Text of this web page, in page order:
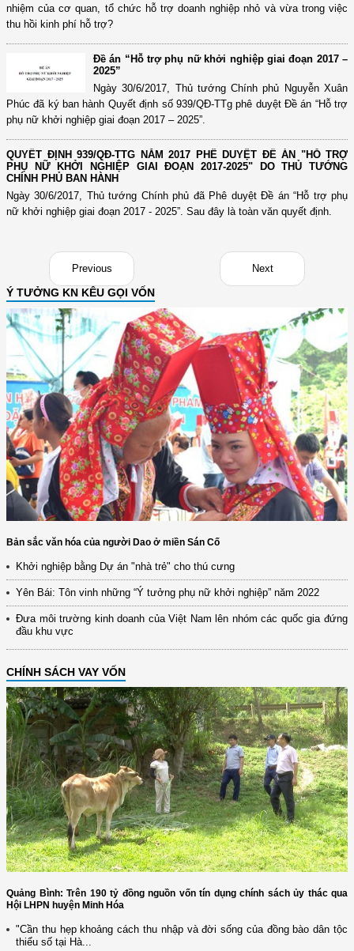
nhiệm của cơ quan, tổ chức hỗ trợ doanh nghiệp nhỏ và vừa trong việc
thu hồi kinh phí hỗ trợ?
Đề án “Hỗ trợ phụ nữ khởi nghiệp giai đoạn 2017 –
2025”
Ngày 30/6/2017, Thủ tướng Chính phủ Nguyễn Xuân
Phúc đã ký ban hành Quyết định số 939/QĐ-TTg phê duyệt Đề án “Hỗ trợ
phụ nữ khởi nghiệp giai đoạn 2017 – 2025”.
QUYẾT ĐỊNH 939/QĐ-TTG NĂM 2017 PHÊ DUYỆT ĐỀ ÁN "HỖ TRỢ
PHỤ NỮ KHỞI NGHIỆP GIAI ĐOẠN 2017-2025" DO THỦ TƯỚNG
CHÍNH PHỦ BAN HÀNH
Ngày 30/6/2017, Thủ tướng Chính phủ đã Phê duyệt Đề án “Hỗ trợ phụ
nữ khởi nghiệp giai đoạn 2017 - 2025”. Sau đây là toàn văn quyết định.
Previous Next
Ý TƯỞNG KN KÊU GỌI VỐN
Bản sắc văn hóa của người Dao ở miền Sán Cố
Khởi nghiệp bằng Dự án "nhà trẻ" cho thú cưng
Yên Bái: Tôn vinh những “Ý tưởng phụ nữ khởi nghiệp” năm 2022
Đưa môi trường kinh doanh của Việt Nam lên nhóm các quốc gia đứng
đầu khu vực
CHÍNH SÁCH VAY VỐN
Quảng Bình: Trên 190 tỷ đồng nguồn vốn tín dụng chính sách ủy thác qua
Hội LHPN huyện Minh Hóa
"Cần thu hẹp khoảng cách thu nhập và đời sống của đồng bào dân tộc
thiểu số tại Hà...